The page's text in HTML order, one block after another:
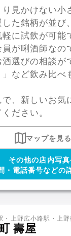
見かけない小
た銘柄が並び
に試飲が可能
が唎酒師なの
酒選びの相談が
など飲み比べ
、新しいお気
ださい。
マップを見る
その他の店内写
・電話番号などの
・上野広小路駅・上
壽屋